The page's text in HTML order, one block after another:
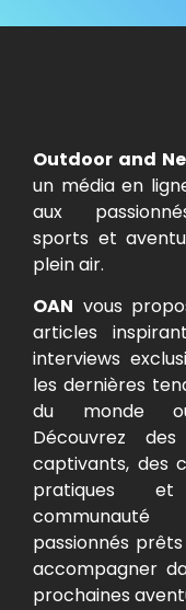
Outdoor and
un média en
aux
sports et
plein air.
OAN vous
articles
interviews
les dernières
du monde
Découvrez
captivants, des
pratiques
passionnés
accompagner
prochaines